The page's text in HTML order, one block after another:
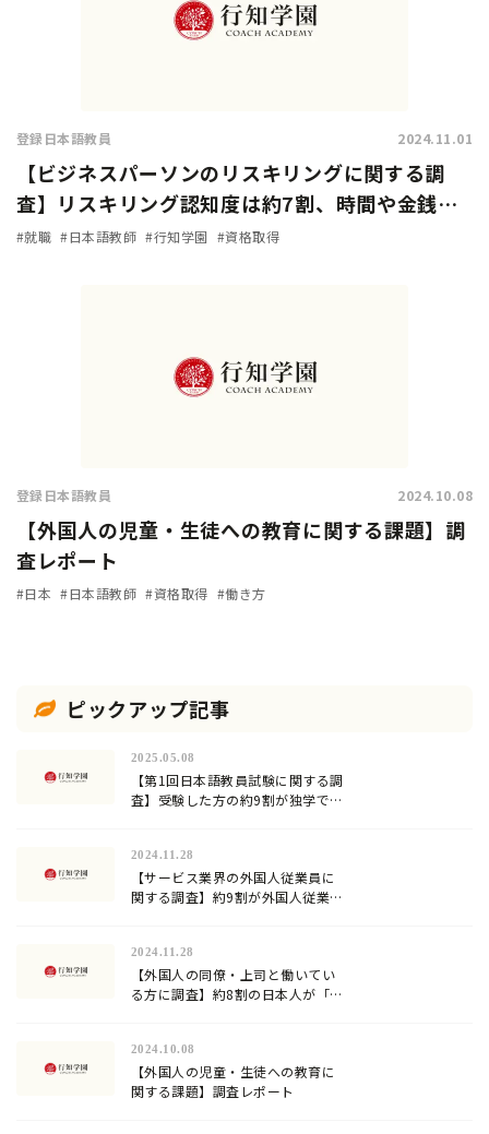
登録日本語教員 2024.11.01
【ビジネスパーソンのリスキリングに関する調
査】リスキリング認知度は約7割、時間や金銭的
余裕があれば「挑戦したい」人は9割に上る
#就職 #日本語教師 #行知学園 #資格取得
登録日本語教員 2024.10.08
【外国人の児童・生徒への教育に関する課題】調
査レポート
#日本 #日本語教師 #資格取得 #働き方
ピックアップ記事
2025.05.08
【第1回日本語教員試験に関する調
査】受験した方の約9割が独学での
2024.11.28
【サービス業界の外国人従業員に
関する調査】約9割が外国人従業員
員』の需要！
2024.11.28
【外国人の同僚・上司と働いてい
る方に調査】約8割の日本人が「日
2024.10.08
【外国人の児童・生徒への教育に
関する課題】調査レポート